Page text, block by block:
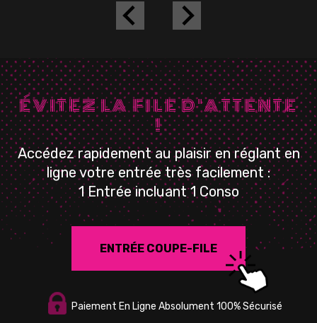
ÉVITEZ LA FILE D'ATTENTE
!
Accédez rapidement au plaisir en réglant en
ligne votre entrée très facilement :
1 Entrée incluant 1 Conso
ENTRÉE COUPE-FILE
Paiement En Ligne Absolument 100% Sécurisé